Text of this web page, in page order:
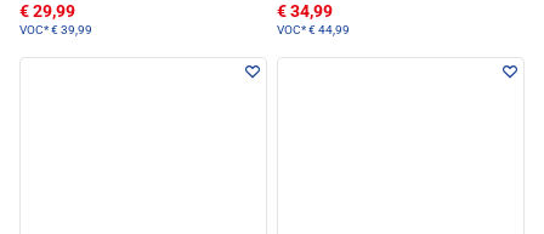
€ 29,99
VOC*€ 39,99
€ 34,99
VOC*€ 44,99